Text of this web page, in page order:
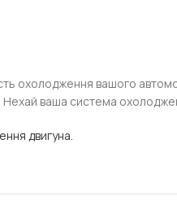
охолодження вашого
ваша система
двигуна.